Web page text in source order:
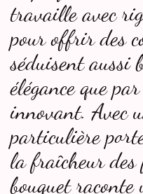
travaille avec
pour offrir des
séduisent aussi
élégance que
innovant. Avec
particulière
la fraîcheur des
bouquet